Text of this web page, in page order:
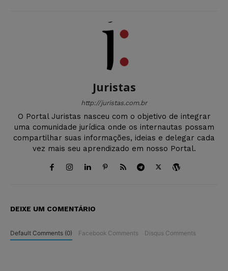
Juristas
http://juristas.com.br
O Portal Juristas nasceu com o objetivo de integrar
uma comunidade jurídica onde os internautas possam
compartilhar suas informações, ideias e delegar cada
vez mais seu aprendizado em nosso Portal.
DEIXE UM COMENTÁRIO
Default Comments (0) Facebook Comments Disqus Comments